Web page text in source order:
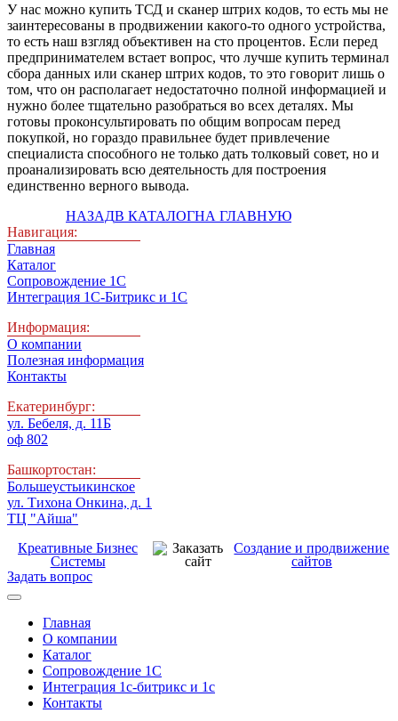
У нас можно купить ТСД и сканер штрих кодов, то есть мы не
заинтересованы в продвижении какого-то одного устройства,
то есть наш взгляд объективен на сто процентов. Если перед
предпринимателем встает вопрос, что лучше купить терминал
сбора данных или сканер штрих кодов, то это говорит лишь о
том, что он располагает недостаточно полной информацией и
нужно более тщательно разобраться во всех деталях. Мы
готовы проконсультировать по общим вопросам перед
покупкой, но гораздо правильнее будет привлечение
специалиста способного не только дать толковый совет, но и
проанализировать всю деятельность для построения
единственно верного вывода.
НАЗАДВ КАТАЛОГНА ГЛАВНУЮ
Навигация:
Главная
Каталог
Сопровождение 1С
Интеграция 1С-Битрикс и 1С
Информация:
О компании
Полезная информация
Контакты
Екатеринбург:
ул. Бебеля, д. 11Б
оф 802
Башкортостан:
Большеустьикинское
ул. Тихона Онкина, д. 1
ТЦ "Айша"
Креативные Бизнес
Системы
Создание и продвижение
сайтов
Задать вопрос
Главная
О компании
Каталог
Сопровождение 1С
Интеграция 1с-битрикс и 1с
Контакты